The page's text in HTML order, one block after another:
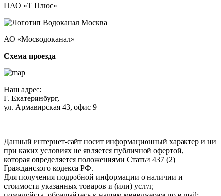
ПАО «Т Плюс»
АО «Мосводоканал»
Схема проезда
Наш адрес:
Г. Екатеринбург,
ул. Армавирская 43, офис 9
Данный интернет-сайт носит информационный характер и ни
при каких условиях не является публичной офертой,
которая определяется положениями Статьи 437 (2)
Гражданского кодекса РФ.
Для получения подробной информации о наличии и
стоимости указанных товаров и (или) услуг,